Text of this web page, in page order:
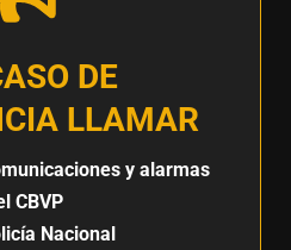
DE
LLAMAR
y alarmas
CBVP
Nacional